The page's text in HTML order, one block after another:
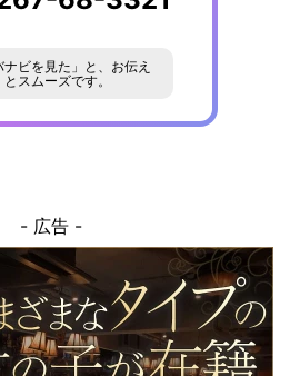
ナビを見た」と、お伝え
スムーズです。
- 広告 -